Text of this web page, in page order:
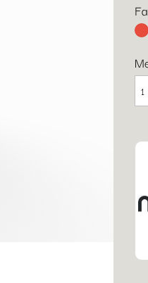
Rot